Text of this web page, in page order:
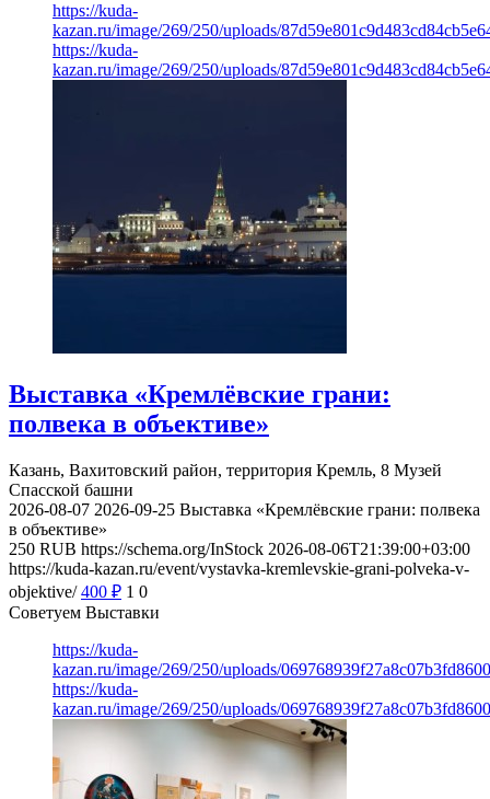
https://kuda-
kazan.ru/image/269/250/uploads/
https://kuda-
kazan.ru/image/269/250/uploads/
Выставка «Кремлёвские грани:
полвека в объективе»
Казань, Вахитовский район, территория Кремль, 8 Музей
Спасской башни
2026-08-07 2026-09-25 Выставка «Кремлёвские грани: полвека
в объективе»
250 RUB https://schema.org/InStock 2026-08-06T21:39:00+03:00
https://kuda-kazan.ru/event/vystavka-kremlevskie-grani-polveka-v-
objektive/ 400 ₽ 1 0
Советуем Выставки
https://kuda-
kazan.ru/image/269/250/uploads/
https://kuda-
kazan.ru/image/269/250/uploads/